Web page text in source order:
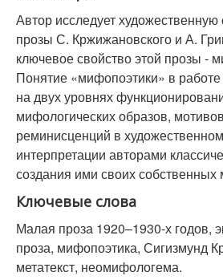
Автор исследует
прозы С. Кржижановского и А.
ключевое свойство этой прозы -
Понятие «мифопоэтики» в
на двух уровнях
мифологических образов,
реминисценций в
интерпретации авторами
создания ими своих
Ключевые слова
Малая проза 1920–1930-х годов,
проза, мифопоэтика, Сигизмунд
метатекст, неомифологема.